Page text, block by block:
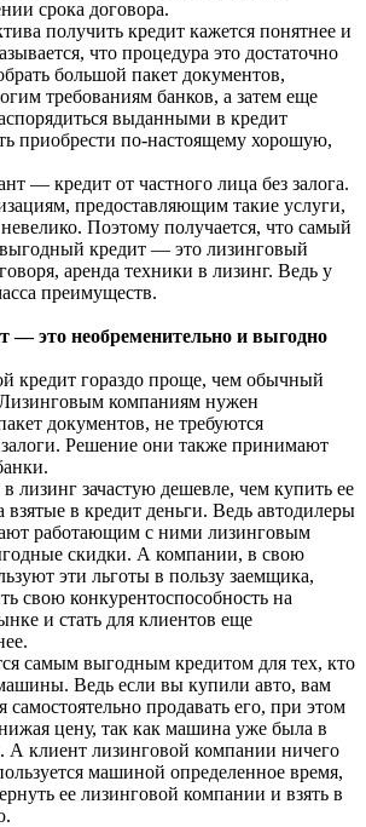
срока договора.
получить кредит кажется понятнее и
что процедура это достаточно
большой пакет документов,
требованиям банков, а затем еще
выданными в кредит
приобрести по-настоящему хорошую,
— кредит от частного лица без залога.
предоставляющим такие услуги,
Поэтому получается, что самый
кредит — это лизинговый
аренда техники в лизинг. Ведь у
преимуществ.
— это необременительно и выгодно
кредит гораздо проще, чем обычный
компаниям нужен
документов, не требуются
Решение они также принимают
лизинг зачастую дешевле, чем купить ее
взятые в кредит деньги. Ведь автодилеры
работающим с ними лизинговым
скидки. А компании, в свою
эти льготы в пользу заемщика,
свою конкурентоспособность на
и стать для клиентов еще
самым выгодным кредитом для тех, кто
Ведь если вы купили авто, вам
самостоятельно продавать его, при этом
цену, так как машина уже была в
А клиент лизинговой компании ничего
машиной определенное время,
ее лизинговой компании и взять в